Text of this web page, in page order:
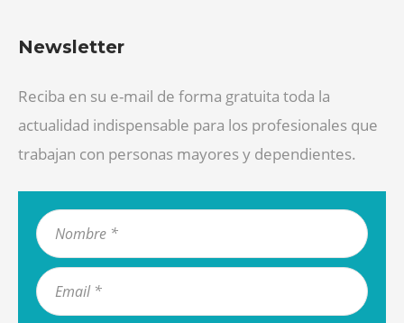
Newsletter
Reciba en su e-mail de forma gratuita toda la
actualidad indispensable para los profesionales que
trabajan con personas mayores y dependientes.